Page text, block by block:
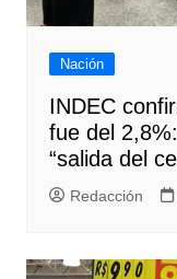
Nación
INDEC
fue del
“salida del
Redacción